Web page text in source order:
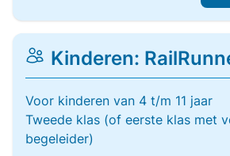
Kinderen:
Voor kinderen van 4 t/m 11 jaar
Tweede klas (of eerste klas met
begeleider)